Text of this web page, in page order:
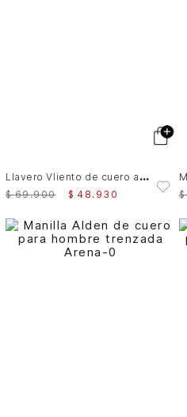
L
lavero Vliento de cuero argolla Combinado
$ 69.900 $ 48 . 930 $